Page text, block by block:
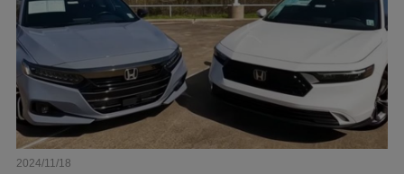
2024/11/18